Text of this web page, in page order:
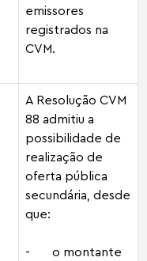
emissores
registrados na
CVM.
A Resolução CVM
88 admitiu a
possibilidade de
realização de
oferta pública
secundária, desde
que:
- o montante